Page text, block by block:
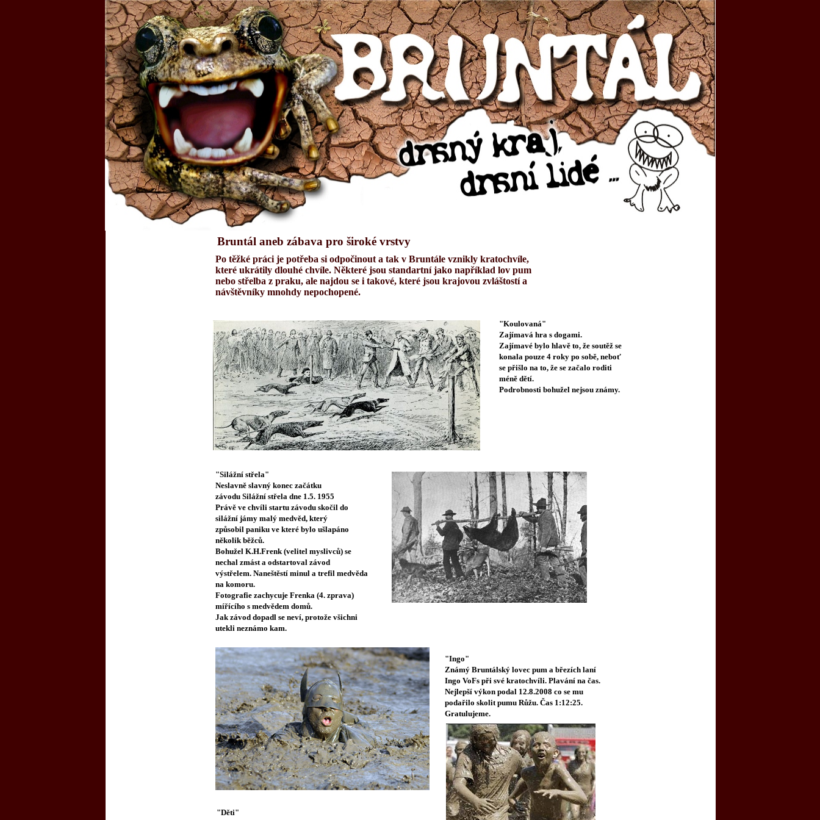
Bruntál aneb zábava pro široké vrstvy
Po těžké práci je potřeba si odpočinout a tak v Bruntále vznikly kratochvíle,
které ukrátily dlouhé chvíle. Některé jsou standartní jako například lov pum
nebo střelba z praku, ale najdou se i takové, které jsou krajovou zvláštostí a
návštěvníky mnohdy nepochopené.
"Koulovaná"
Zajímavá hra s dogami.
Zajímavé bylo hlavě to, že soutěž se
konala pouze 4 roky po sobě, neboť
se přišlo na to, že se začalo roditi
méně dětí.
Podrobnosti bohužel nejsou známy.
"Silážní střela"
Neslavně slavný konec začátku
závodu Silážní střela dne 1.5. 1955
Právě ve chvíli startu závodu skočil do
silážní jámy malý medvěd, který
způsobil paniku ve které bylo ušlapáno
několik běžců.
Bohužel K.H.Frenk (velitel myslivců) se
nechal zmást a odstartoval závod
výstřelem. Naneštěstí minul a trefil medvěda
na komoru.
Fotografie zachycuje Frenka (4. zprava)
mířícího s medvědem domů.
Jak závod dopadl se neví, protože všichni
utekli neznámo kam.
"Ingo"
Známý Bruntálský lovec pum a březích laní
Ingo VoFs při své kratochvíli. Plavání na čas.
Nejlepší výkon podal 12.8.2008 co se mu
podařilo skolit pumu Růžu. Čas 1:12:25.
Gratulujeme.
"Děti"